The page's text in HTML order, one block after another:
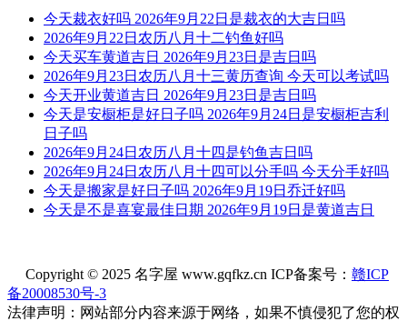
11时-13时 壬午时： 沖鼠 煞北 时沖壬子 六戊 三合 帝旺 贪狼
宜：订婚 嫁娶 出行 求财 开业 交易 安床 赴任
忌：祈福 求嗣
13时-15时 癸未时： 沖牛 煞西 时沖癸丑 朱雀 天乙 右弼
宜：祈福 求嗣 出行 入宅 嫁娶 修造 安葬 赴任 见贵 求财
忌：朱雀须用 凤凰符制 否则 诸事不宜
宜：祭祀 祈福 酬神 订婚 嫁娶 出行 求财 入宅 安葬 赴任 见贵
忌：修造 动土
今天裁衣好吗 2026年9月22日是裁衣的大吉日吗
2026年9月22日农历八月十二钓鱼好吗
今天买车黄道吉日 2026年9月23日是吉日吗
2026年9月23日农历八月十三黄历查询 今天可以考试吗
今天开业黄道吉日 2026年9月23日是吉日吗
今天是安橱柜是好日子吗 2026年9月24日是安橱柜吉利
日子吗
2026年9月24日农历八月十四是钓鱼吉日吗
2026年9月24日农历八月十四可以分手吗 今天分手好吗
今天是搬家是好日子吗 2026年9月19日乔迁好吗
今天是不是喜宴最佳日期 2026年9月19日是黄道吉日
Copyright © 2025 名字屋 www.gqfkz.cn ICP备案号： 赣ICP
备20008530号-3
法律声明：网站部分内容来源于网络，如果不慎侵犯了您的权